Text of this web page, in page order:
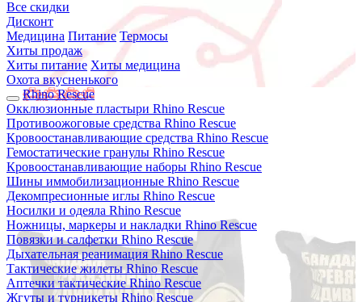
Все скидки
Дисконт
Медицина Питание Термосы
Хиты продаж
Хиты питание Хиты медицина
Охота вкусненького
Rhino Rescue
Окклюзионные пластыри Rhino Rescue
Противоожоговые средства Rhino Rescue
Кровоостанавливающие средства Rhino Rescue
Гемостатические гранулы Rhino Rescue
Кровоостанавливающие наборы Rhino Rescue
Шины иммобилизационные Rhino Rescue
Декомпресионные иглы Rhino Rescue
Носилки и одеяла Rhino Rescue
Ножницы, маркеры и накладки Rhino Rescue
Повязки и салфетки Rhino Rescue
Дыхательная реанимация Rhino Rescue
Тактические жилеты Rhino Rescue
Аптечки тактические Rhino Rescue
Жгуты и турникеты Rhino Rescue